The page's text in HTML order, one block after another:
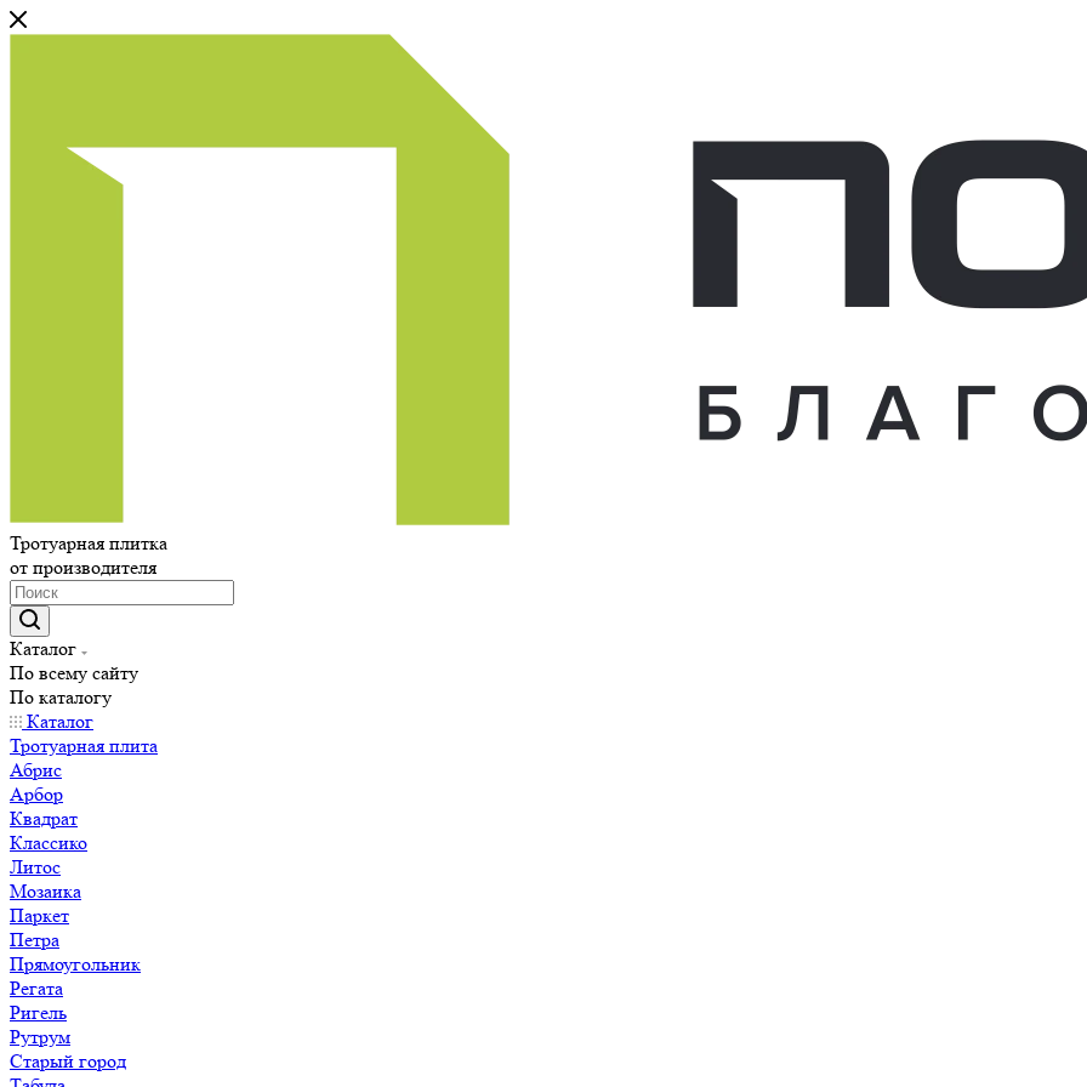
Тротуарная плитка
от производителя
Каталог
По всему сайту
По каталогу
Каталог
Тротуарная плита
Абрис
Арбор
Квадрат
Классико
Литос
Мозаика
Паркет
Петра
Прямоугольник
Регата
Ригель
Рутрум
Старый город